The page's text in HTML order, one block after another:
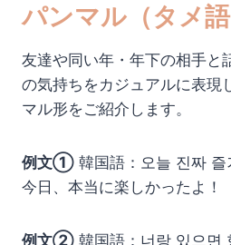
パンマル（タメ語
友達や同い年・年下の相手と
の気持ちをカジュアルに表現
マル形をご紹介します。
例文① 韓国語：오늘 진짜 즐
今日、本当に楽しかったよ！
例文② 韓国語：너랑 있으면